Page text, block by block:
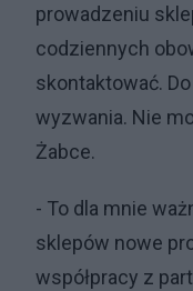
prowadzeniu
codziennych
skontaktować.
wyzwania. Nie
Żabce.
- To dla mnie
sklepów nowe
współpracy z